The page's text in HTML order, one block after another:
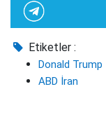
Etiketler :
Donald Trump
ABD İran